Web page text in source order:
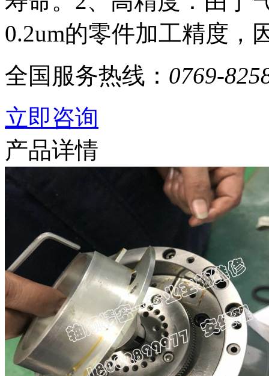
0.2um的零件加工精度，
全国服务热线： 0769-
立即咨询
产品详情